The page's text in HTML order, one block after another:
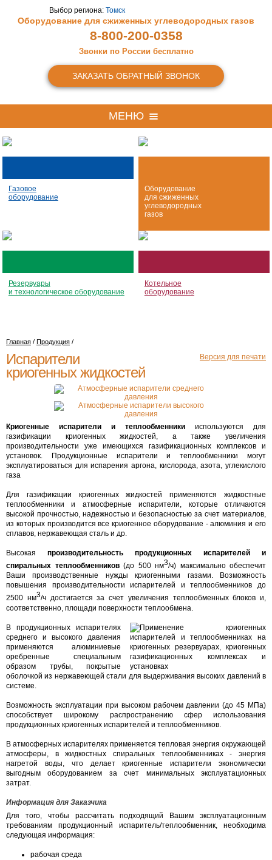
Выбор региона: Томск
Оборудование для сжиженных углеводородных газов
8-800-200-0358
Звонки по России бесплатно
ЗАКАЗАТЬ ОБРАТНЫЙ ЗВОНОК
МЕНЮ
Газовое
оборудование
Оборудование
для сжиженных
углеводородных
газов
Резервуары
и технологическое оборудование
Котельное
оборудование
Главная / Продукция /
Версия для печати
Испарители
криогенных жидкостей
Криогенные испарители и теплообменники используются для
газификации криогенных жидкостей, а также увеличения
производительности уже имеющихся газификационных комплексов и
установок. Продукционные испарители и теплообменники могут
эксплуатироваться для испарения аргона, кислорода, азота, углекислого
газа
Для газификации криогенных жидкостей применяются жидкостные
теплообменники и атмосферные испарители, которые отличаются
высокой прочностью, надежностью и безопасностью за счет материалов,
из которых производится все криогенное оборудование - алюминия и его
сплавов, нержавеющая сталь и др.
Высокая производительность продукционных испарителей и
спиральных теплообменников(до 500 нм3/ч) максимально обеспечит
Ваши производственные нужды криогенными газами. Возможность
повышения производительности испарителей и теплообменников до
2500 нм3/ч достигается за счет увеличения теплообменных блоков и,
соответственно, площади поверхности теплообмена.
В продукционных испарителях
среднего и высокого давления
применяются алюминиевые
оребренные специальным
образом трубы, покрытые
оболочкой из нержавеющей стали для выдерживания высоких давлений в
системе.
Возможность эксплуатации при высоком рабочем давлении (до 45 МПа)
способствует широкому распространению сфер использования
продукционных криогенных испарителей и теплообменников.
В атмосферных испарителях применяется тепловая энергия окружающей
атмосферы, в жидкостных спиральных теплообменниках - энергия
нагретой воды, что делает криогенные испарители экономически
выгодным оборудованием за счет минимальных эксплуатационных
затрат.
Информация для Заказчика
Для того, чтобы рассчитать подходящий Вашим эксплуатационным
требованиям продукционный испаритель/теплообменник, необходима
следующая информация:
рабочая среда